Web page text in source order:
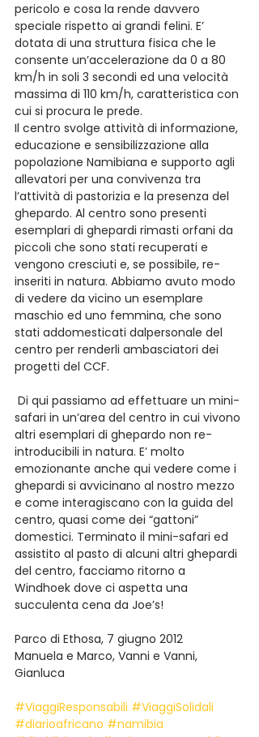
pericolo e cosa la rende davvero
speciale rispetto ai grandi felini. E’
dotata di una struttura fisica che le
consente un’accelerazione da 0 a 80
km/h in soli 3 secondi ed una velocità
massima di 110 km/h, caratteristica con
cui si procura le prede.
Il centro svolge attività di informazione,
educazione e sensibilizzazione alla
popolazione Namibiana e supporto agli
allevatori per una convivenza tra
l’attività di pastorizia e la presenza del
ghepardo. Al centro sono presenti
esemplari di ghepardi rimasti orfani da
piccoli che sono stati recuperati e
vengono cresciuti e, se possibile, re-
inseriti in natura. Abbiamo avuto modo
di vedere da vicino un esemplare
maschio ed uno femmina, che sono
stati addomesticati dalpersonale del
centro per renderli ambasciatori dei
progetti del CCF.
safari in un’area del centro in cui vivono
altri esemplari di ghepardo non re-
introducibili in natura. E’ molto
emozionante anche qui vedere come i
ghepardi si avvicinano al nostro mezzo
e come interagiscano con la guida del
centro, quasi come dei “gattoni”
domestici. Terminato il mini-safari ed
assistito al pasto di alcuni altri ghepardi
del centro, facciamo ritorno a
Windhoek dove ci aspetta una
succulenta cena da Joe’s!
Parco di Ethosa, 7 giugno 2012
Manuela e Marco, Vanni e Vanni,
Gianluca
#ViaggiResponsabili #ViaggiSolidali
#diarioafricano #namibia